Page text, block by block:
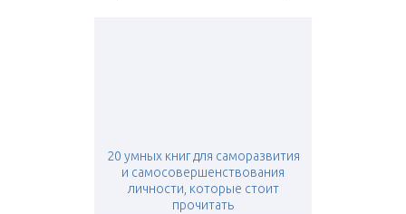
20 умных книг для саморазвития
и самосовершенствования
личности, которые стоит
прочитать